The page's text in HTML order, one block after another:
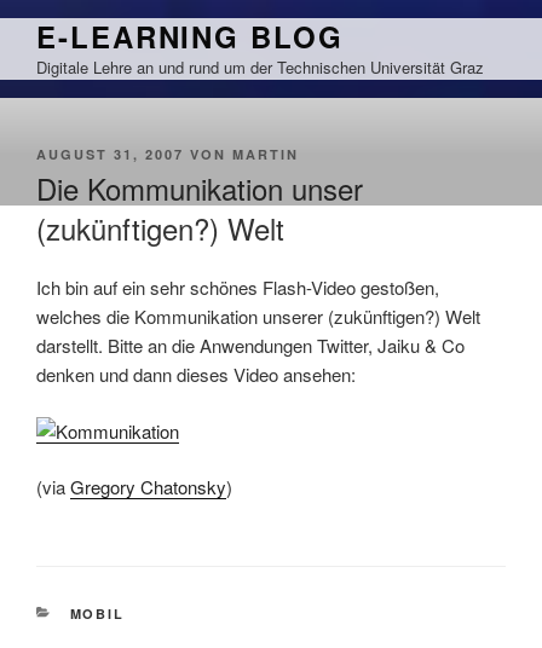
Zum
springen
E-LEARNING BLOG
Digitale Lehre an und rund um der Technischen Universität Graz
VERÖFFENTLICHT
AUGUST 31, 2007 VON MARTIN
Die Kommunikation unser
(zukünftigen?) Welt
Ich bin auf ein sehr schönes Flash-Video gestoßen,
welches die Kommunikation unserer (zukünftigen?) Welt
darstellt. Bitte an die Anwendungen Twitter, Jaiku & Co
denken und dann dieses Video ansehen:
(viaGregory Chatonsky)
KATEGORIEN
MOBIL